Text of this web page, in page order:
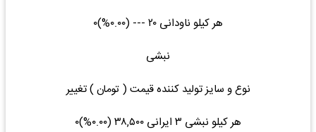
هر کیلو ناودانی ۲۰ --- (۰.۰۰%)۰
نبشی
نوع و سایز تولید کننده قیمت ( تومان ) تغییر
هر کیلو نبشی ۳ ایرانی ۳۸,۵۰۰ (۰.۰۰%)۰